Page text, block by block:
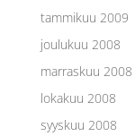
tammikuu 2009
joulukuu 2008
marraskuu 2008
lokakuu 2008
syyskuu 2008